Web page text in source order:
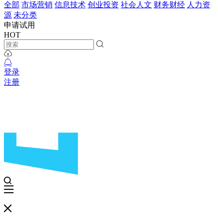
全部 市场营销 信息技术 创业投资 社会人文 财务财经 人力资
源 未分类
申请试用
HOT
登录
注册